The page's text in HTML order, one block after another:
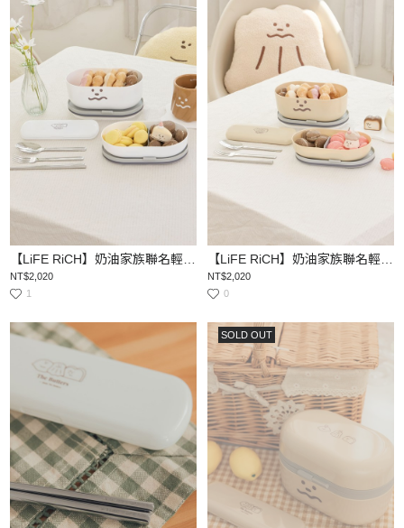
【LiFE RiCH】奶油家族聯名輕伴盒餐具組（一組含兩盒＋餐具組＋束環+隔熱手提袋+分隔片）
NT$2,020
1
【LiFE RiCH】奶油家族聯名輕伴盒餐具組（一組含兩盒＋餐具組＋束環+隔熱手提袋+分隔片）
NT$2,020
0
SOLD OUT